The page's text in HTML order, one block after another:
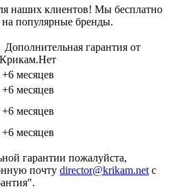
наших клиентов! Мы бесплатно
популярные бренды.
Дополнительная гарантия от
Крикам.Нет
+6 месяцев
+6 месяцев
+6 месяцев
+6 месяцев
гарантии пожалуйста,
почту director@krikam.net с